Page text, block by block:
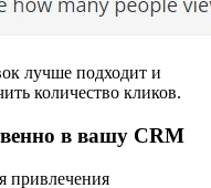
лучше подходит и
количество кликов.
в вашу CRM
привлечения